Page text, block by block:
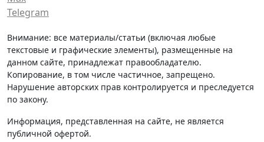
Telegram
Внимание: все материалы/статьи (включая любые
текстовые и графические элементы), размещенные на
данном сайте, принадлежат правообладателю.
Копирование, в том числе частичное, запрещено.
Нарушение авторских прав контролируется и преследуется
по закону.
Информация, представленная на сайте, не является
публичной офертой.